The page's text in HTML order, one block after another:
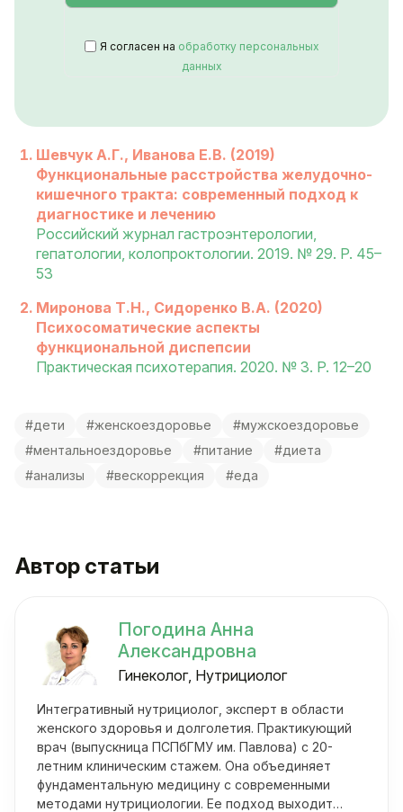
Я согласен на обработку персональных
данных
Шевчук А.Г., Иванова Е.В. (2019)
Функциональные расстройства желудочно-
кишечного тракта: современный подход к
диагностике и лечению
Российский журнал гастроэнтерологии,
гепатологии, колопроктологии. 2019. № 29. P. 45–
53
Миронова Т.Н., Сидоренко В.А. (2020)
Психосоматические аспекты
функциональной диспепсии
Практическая психотерапия. 2020. № 3. P. 12–20
#дети #женскоездоровье
#мужскоездоровье
#ментальноездоровье
#питание
#диета
#анализы
#вескоррекция #еда
Автор статьи
Погодина Анна
Александровна
Гинеколог, Нутрициолог
Интегративный нутрициолог, эксперт в области
женского здоровья и долголетия. Практикующий
врач (выпускница ПСПбГМУ им. Павлова) с 20-
летним клиническим стажем. Она объединяет
фундаментальную медицину с современными
методами нутрициологии. Ее подход выходит